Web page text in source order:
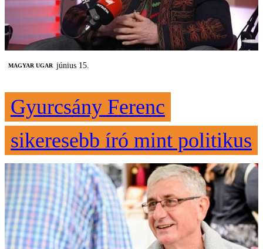
MAGYAR UGAR június 15.
Gyurcsány Ferenc
sikeresebb író mint politikus